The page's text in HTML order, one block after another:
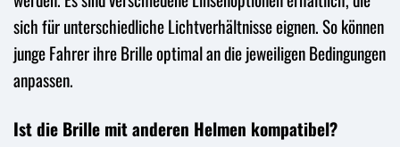
sich für unterschiedliche Lichtverhältnisse eignen. So können
junge Fahrer ihre Brille optimal an die jeweiligen Bedingungen
anpassen.
Ist die Brille mit anderen Helmen kompatibel?